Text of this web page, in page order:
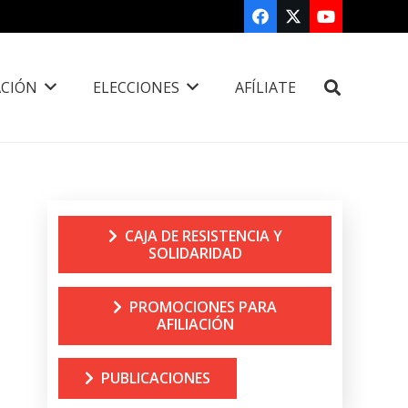
ELECCIONES AFÍLIATE
CAJA DE RESISTENCIA Y
SOLIDARIDAD
PROMOCIONES PARA
AFILIACIÓN
PUBLICACIONES